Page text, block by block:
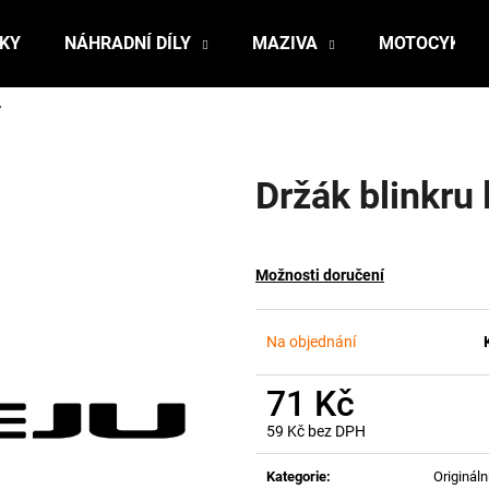
NÁHRADNÍ DÍLY MAZIVA MOTOCYKLY
Držák blinkru
Možnosti doručení
Na objednání
71 Kč
59 Kč bez DPH
Měrná
cena:
Kategorie:
HLEDAT